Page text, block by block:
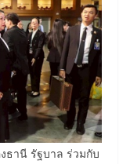
ธานี รัฐบาล ร่วมกับ